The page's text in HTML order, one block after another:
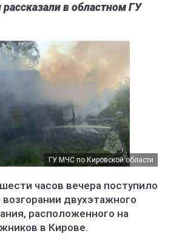
в областном ГУ
ГУ МЧС по Кировской области
часов вечера поступило
двухэтажного
расположенного на
в Кирове.